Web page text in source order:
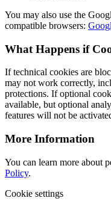
You may also use the
compatible browsers:
What Happens if
If technical cookies are
may not work correctly,
protections. If optional
available, but optional
features will not be
More Information
You can learn more about
Policy.
Cookie settings